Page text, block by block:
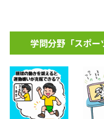
学問分野「スポ